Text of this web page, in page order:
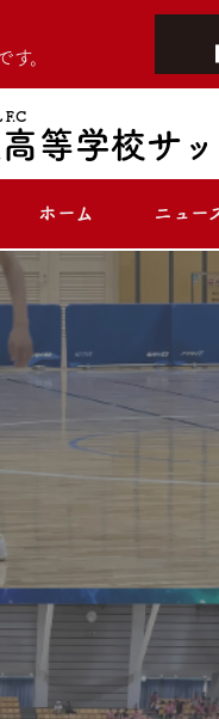
。
等学校サ
ホーム ニュー